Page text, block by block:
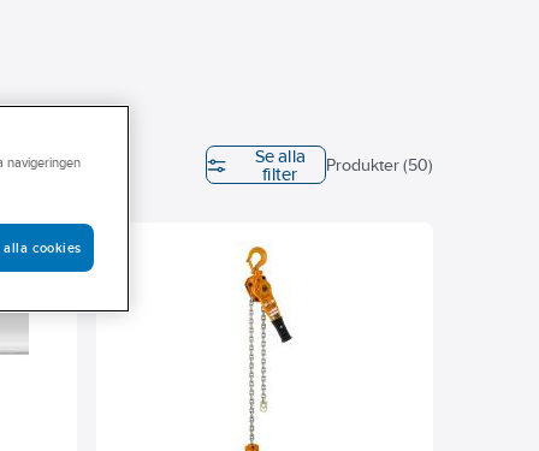
Se alla
filter
Produkter (50)
navigeringen
alla cookies